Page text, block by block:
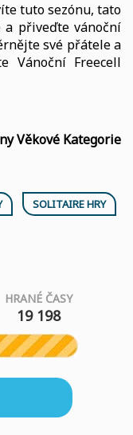
tuto sezónu, tato
přiveďte vánoční
své přátele a
Vánoční Freecell
Věkové Kategorie
SOLITAIRE HRY
HRANÉ ČASY
19 198